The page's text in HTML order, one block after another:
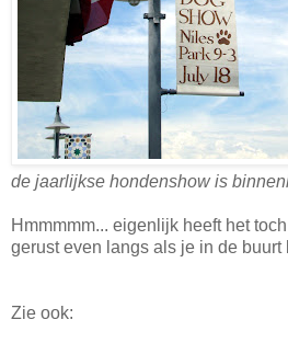
de jaarlijkse hondenshow is
Hmmmmm... eigenlijk heeft het
gerust even langs als je in de buurt
Zie ook: